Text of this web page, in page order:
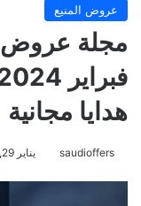
عروض المنيع
هدايا مجانية
saudioffers يناير 29, 2024